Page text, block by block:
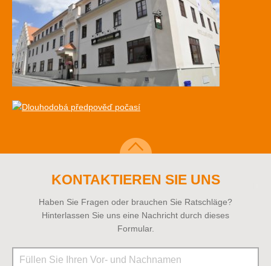
KONTAKTIEREN SIE UNS
Haben Sie Fragen oder brauchen Sie Ratschläge?
Hinterlassen Sie uns eine Nachricht durch dieses
Formular.